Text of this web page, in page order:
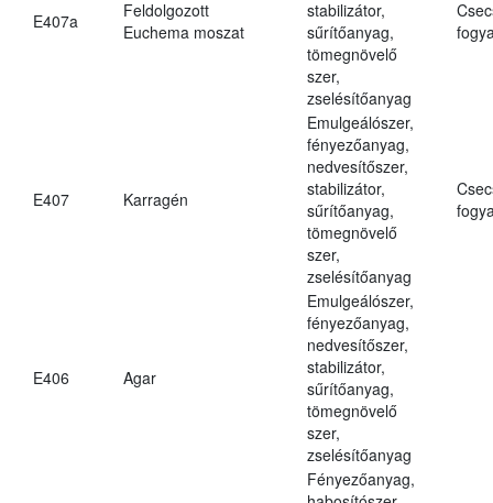
E407a
Feldolgozott
Euchema moszat
stabilizátor,
sűrítőanyag,
tömegnövelő
szer,
zselésítőanyag
E407 Karragén
Emulgeálószer,
fényezőanyag,
nedvesítőszer,
stabilizátor,
sűrítőanyag,
tömegnövelő
szer,
zselésítőanyag
E406 Agar
Emulgeálószer,
fényezőanyag,
nedvesítőszer,
stabilizátor,
sűrítőanyag,
tömegnövelő
szer,
zselésítőanyag
Fényezőanyag,